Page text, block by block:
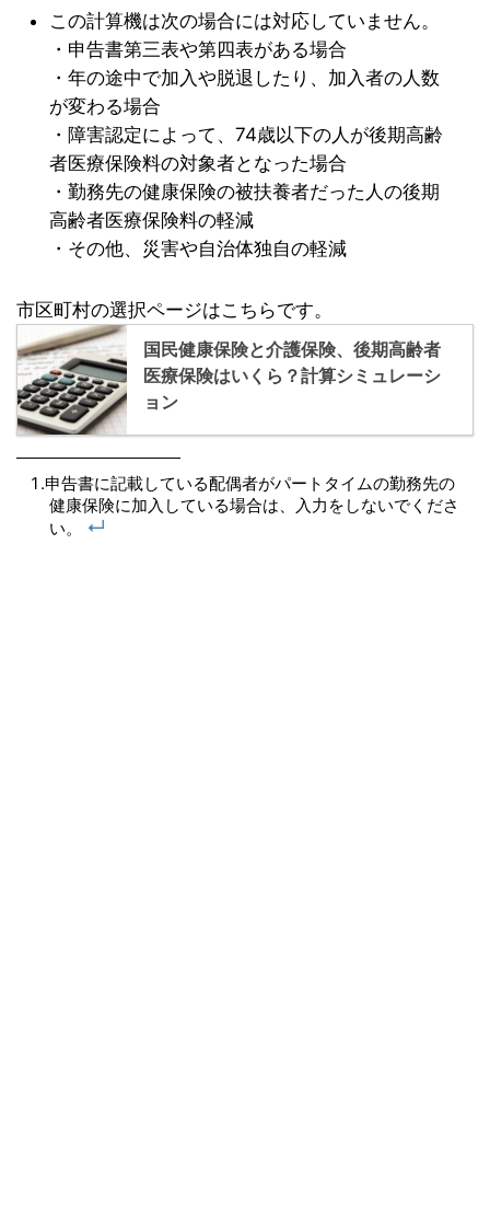
この計算機は次の場合には対応していません。
・申告書第三表や第四表がある場合
・年の途中で加入や脱退したり、加入者の人数
が変わる場合
・障害認定によって、74歳以下の人が後期高齢
者医療保険料の対象者となった場合
・勤務先の健康保険の被扶養者だった人の後期
高齢者医療保険料の軽減
・その他、災害や自治体独自の軽減
市区町村の選択ページはこちらです。
国民健康保険と介護保険、後期高齢者
医療保険はいくら？計算シミュレーシ
ョン
申告書に記載している配偶者がパートタイムの勤務先の
健康保険に加入している場合は、入力をしないでくださ
い。
↵